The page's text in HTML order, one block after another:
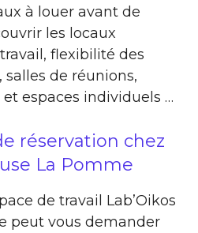
à louer avant de
les locaux
flexibilité des
salles de réunions,
espaces individuels …
réservation chez
La Pomme
de travail Lab’Oikos
peut vous demander